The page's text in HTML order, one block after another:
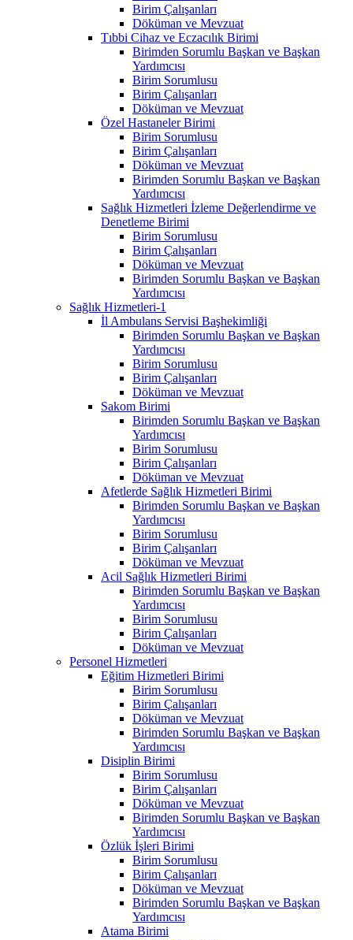
Birim Çalışanları
Döküman ve Mevzuat
Tıbbi Cihaz ve Eczacılık Birimi
Birimden Sorumlu Başkan ve Başkan
Yardımcısı
Birim Sorumlusu
Birim Çalışanları
Döküman ve Mevzuat
Özel Hastaneler Birimi
Birim Sorumlusu
Birim Çalışanları
Döküman ve Mevzuat
Birimden Sorumlu Başkan ve Başkan
Yardımcısı
Sağlık Hizmetleri İzleme Değerlendirme ve
Denetleme Birimi
Birim Sorumlusu
Birim Çalışanları
Döküman ve Mevzuat
Birimden Sorumlu Başkan ve Başkan
Yardımcısı
Sağlık Hizmetleri-1
İl Ambulans Servisi Başhekimliği
Birimden Sorumlu Başkan ve Başkan
Yardımcısı
Birim Sorumlusu
Birim Çalışanları
Döküman ve Mevzuat
Sakom Birimi
Birimden Sorumlu Başkan ve Başkan
Yardımcısı
Birim Sorumlusu
Birim Çalışanları
Döküman ve Mevzuat
Afetlerde Sağlık Hizmetleri Birimi
Birimden Sorumlu Başkan ve Başkan
Yardımcısı
Birim Sorumlusu
Birim Çalışanları
Döküman ve Mevzuat
Acil Sağlık Hizmetleri Birimi
Birimden Sorumlu Başkan ve Başkan
Yardımcısı
Birim Sorumlusu
Birim Çalışanları
Döküman ve Mevzuat
Personel Hizmetleri
Eğitim Hizmetleri Birimi
Birim Sorumlusu
Birim Çalışanları
Döküman ve Mevzuat
Birimden Sorumlu Başkan ve Başkan
Yardımcısı
Disiplin Birimi
Birim Sorumlusu
Birim Çalışanları
Döküman ve Mevzuat
Birimden Sorumlu Başkan ve Başkan
Yardımcısı
Özlük İşleri Birimi
Birim Sorumlusu
Birim Çalışanları
Döküman ve Mevzuat
Birimden Sorumlu Başkan ve Başkan
Yardımcısı
Atama Birimi